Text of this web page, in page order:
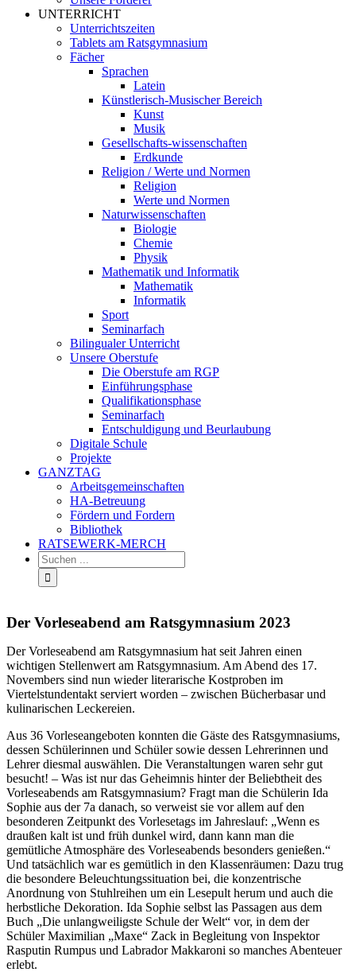
UNTERRICHT
Unterrichtszeiten
Tablets am Ratsgymnasium
Fächer
Sprachen
Latein
Künstlerisch-Musischer Bereich
Kunst
Musik
Gesellschafts-wissenschaften
Erdkunde
Religion / Werte und Normen
Religion
Werte und Normen
Naturwissenschaften
Biologie
Chemie
Physik
Mathematik und Informatik
Mathematik
Informatik
Sport
Seminarfach
Bilingualer Unterricht
Unsere Oberstufe
Die Oberstufe am RGP
Einführungsphase
Qualifikationsphase
Seminarfach
Entschuldigung und Beurlaubung
Digitale Schule
Projekte
GANZTAG
Arbeitsgemeinschaften
HA-Betreuung
Fördern und Fordern
Bibliothek
RATSEWERK-MERCH
Der Vorleseabend am Ratsgymnasium 2023
Der Vorleseabend am Ratsgymnasium hat seit Jahren einen
wichtigen Stellenwert am Ratsgymnasium. Am Abend des 17.
Novembers sind nun wieder literarische Kostproben im
Viertelstundentakt serviert worden – zwischen Bücherbasar und
kulinarischen Leckereien.
Aus 36 Vorleseangeboten konnten die Gäste des Ratsgymnasiums,
dessen Schülerinnen und Schüler sowie dessen Lehrerinnen und
Lehrer diesmal auswählen. Die Veranstaltungen waren sehr gut
besucht! – Was ist nur das Geheimnis hinter der Beliebtheit des
Vorleseabends am Ratsgymnasium? Fragt man die Schülerin Ida
Sophie aus der 7a danach, so verweist sie vor allem auf den
besonderen Zeitpunkt des Vorlesetags im Jahreslauf: „Wenn es
draußen kalt ist und früh dunkel wird, dann kann man die
gemütliche Atmosphäre des Vorleseabends besonders genießen.“
Und tatsächlich war es gemütlich in den Klassenräumen: Dazu trug
die besondere Beleuchtungssituation bei, die konzentrische
Anordnung von Stuhlreihen um ein Lesepult herum und auch die
herbstliche Dekoration. Ida Sophie selbst las Passagen aus dem
Buch „Die unlangweiligste Schule der Welt“ vor, in dem der
Schüler Maximilian „Maxe“ Zack in Begleitung von Inspektor
Rasputin Rumpus und Labrador Makkaroni so manches Abenteuer
erlebt.